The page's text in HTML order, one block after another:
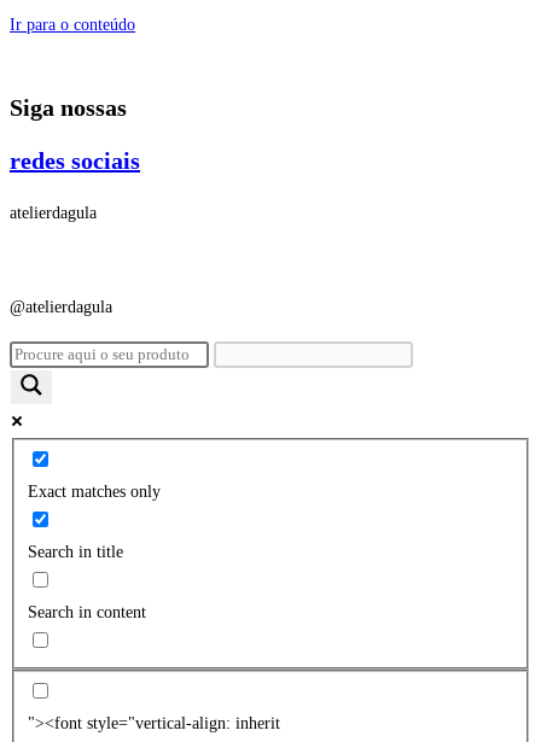
Ir para o conteúdo
Siga nossas
redes sociais
atelierdagula
@atelierdagula
Exact matches only
Search in title
Search in content
"><font style="vertical-align: inherit